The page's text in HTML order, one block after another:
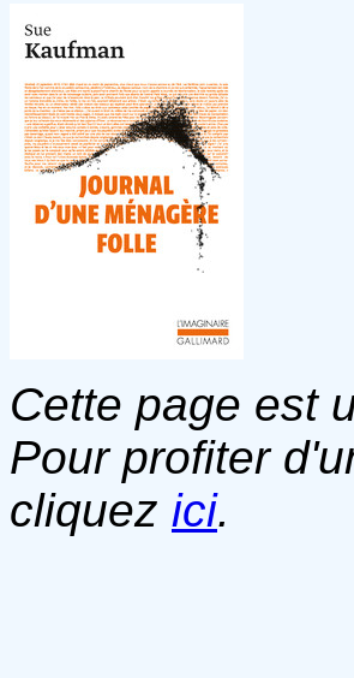
Cette page est
Pour profiter
cliquez ici.